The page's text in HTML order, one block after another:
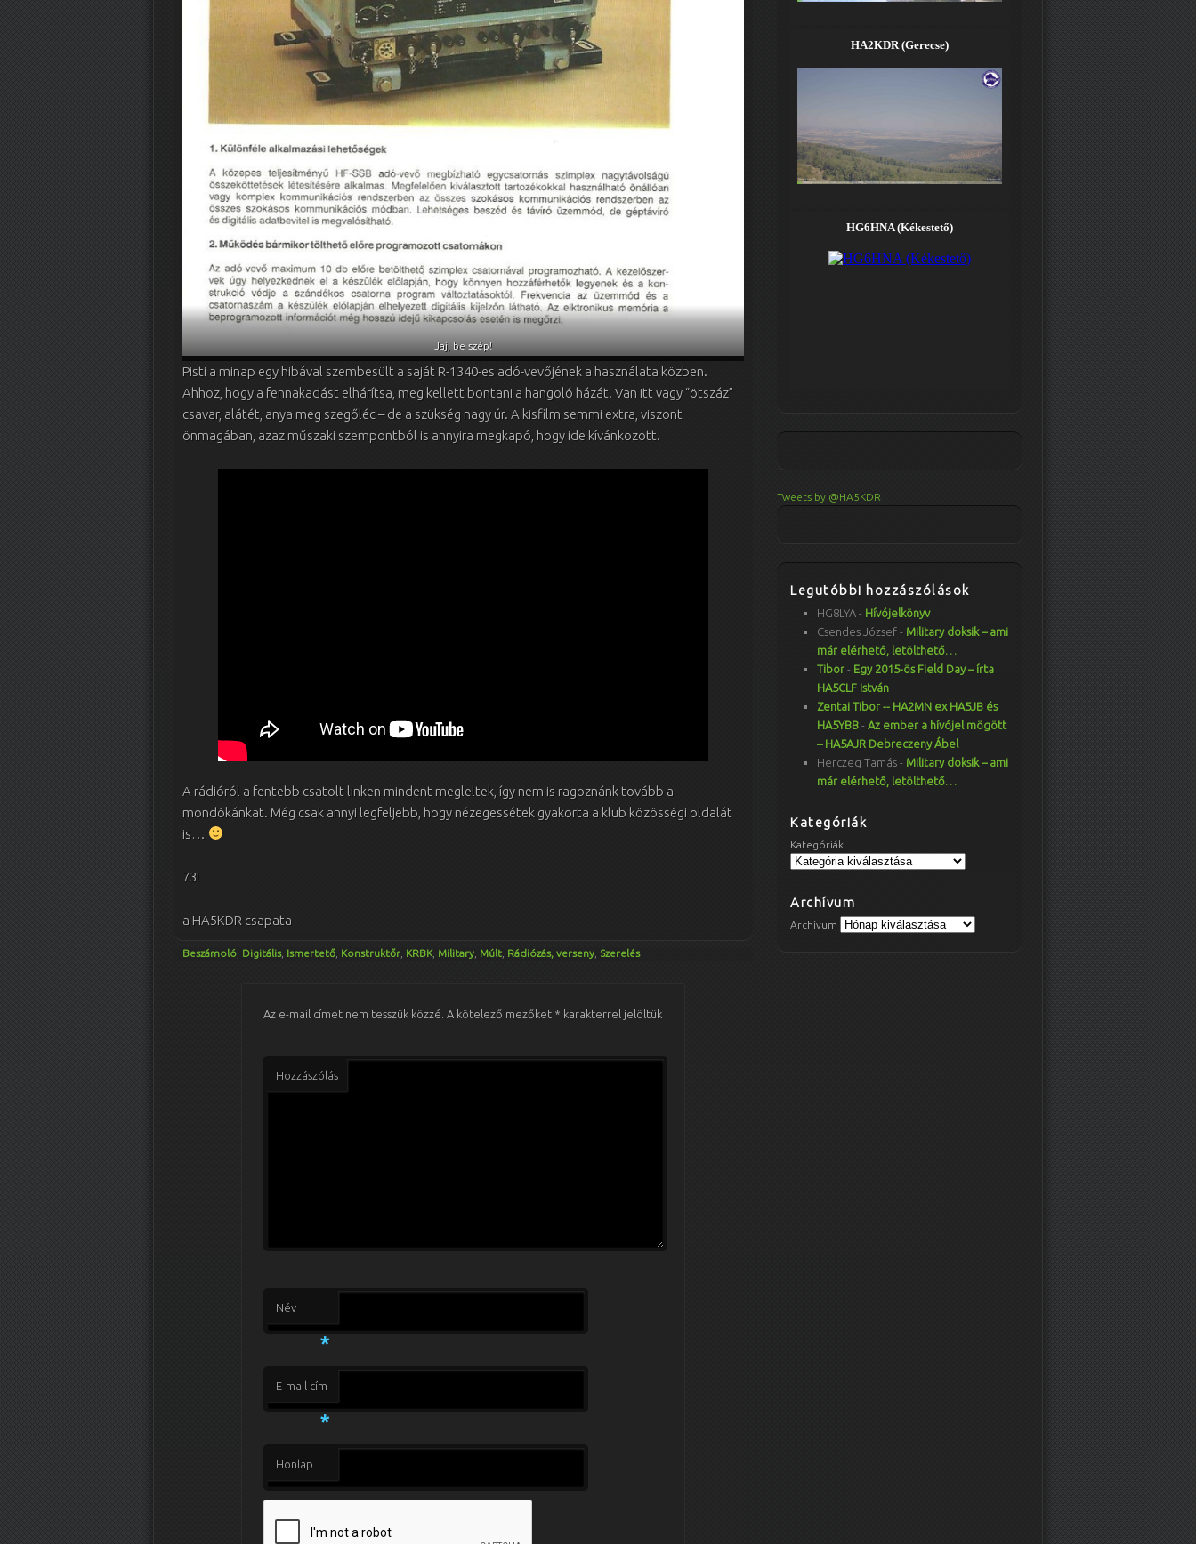
Jaj, be szép!
Pisti a minap egy hibával szembesült a saját R-1340-es adó-vevőjének a használata közben.
Ahhoz, hogy a fennakadást elhárítsa, meg kellett bontani a hangoló házát. Van itt vagy “ötszáz”
csavar, alátét, anya meg szegőléc – de a szükség nagy úr. A kisfilm semmi extra, viszont
önmagában, azaz műszaki szempontból is annyira megkapó, hogy ide kívánkozott.
A rádióról a fentebb csatolt linken mindent megleltek, így nem is ragoznánk tovább a
mondókánkat. Még csak annyi legfeljebb, hogy nézegessétek gyakorta a klub közösségi oldalát
is…
73!
a HA5KDR csapata
Beszámoló Digitális, Ismertető Konstruktőr KRBK, Military Múlt Rádiózás, verseny Szerelés
Az e-mail címet nem tesszük közzé. A kötelező mezőket * karakterrel jelöltük
Hozzászólás
Név
*
E-mail cím
*
Honlap
Tweets by @HA5KDR
Legutóbbi hozzászólások
HG8LYA - Hívójelkönyv
Csendes József - Military doksik – ami
már elérhető, letölthető…
Tibor - Egy 2015-ös Field Day – írta
HA5CLF István
Zentai Tibor -- HA2MN ex HA5JB és
HA5YBB - Az ember a hívójel mögött
– HA5AJR Debreczeny Ábel
Herczeg Tamás - Military doksik – ami
már elérhető, letölthető…
Kategóriák
Kategóriák
Archívum
Archívum